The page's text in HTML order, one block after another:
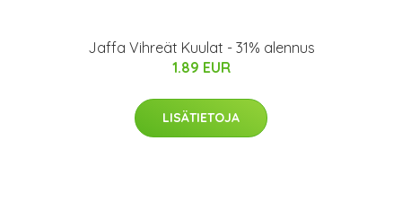
Jaffa Vihreät Kuulat - 31% alennus
1.89 EUR
LISÄTIETOJA